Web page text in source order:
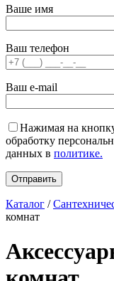
Ваше имя
Ваш телефон
Ваш e-mail
Нажимая на
обработку
данных в политике.
Каталог /
комнат